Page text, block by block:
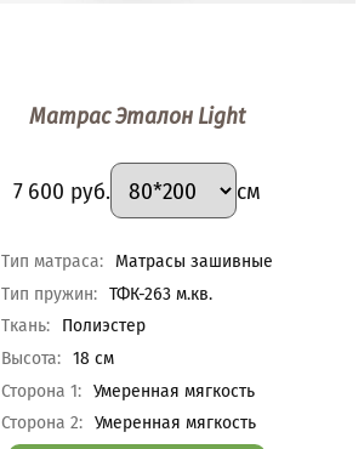
Матрас Эталон Light
Цена
7 600 руб.
Подобрать вариант
Размер
см
Характеристики
Тип матраса: Матрасы зашивные
Тип пружин: ТФК-263 м.кв.
Ткань:
Полиэстер
Высота: 18 см
Сторона 1: Умеренная мягкость
Сторона 2: Умеренная мягкость